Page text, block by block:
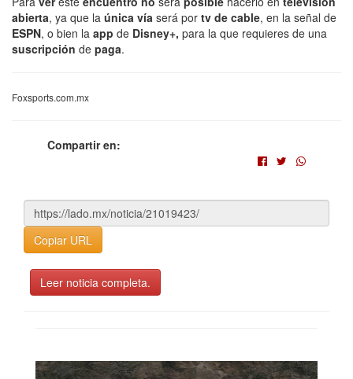
abierta, ya que la única vía será por tv de cable, en la señal de
ESPN, o bien la app de Disney+, para la que requieres de una
suscripción de paga.
Foxsports.com.mx
Compartir en:
Copiar URL
Leer noticia completa.